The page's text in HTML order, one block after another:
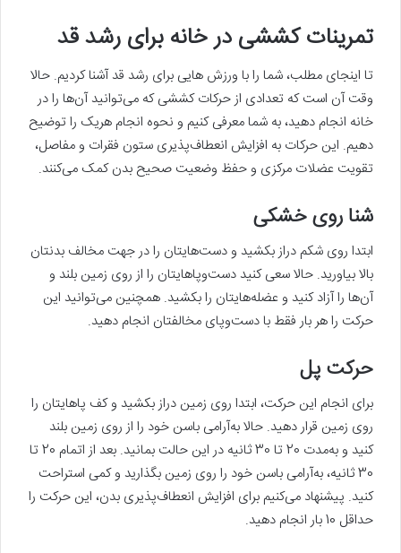
تمرینات کششی در خانه برای رشد قد
تا اینجای مطلب، شما را با ورزش ‌هایی برای رشد قد آشنا کردیم. حالا
وقت آن است که تعدادی از حرکات کششی که می‌توانید آن‌ها را در
خانه انجام دهید، به شما معرفی کنیم و نحوه انجام هریک را توضیح
دهیم. این حرکات به افزایش انعطاف‌پذیری ستون فقرات و مفاصل،
تقویت عضلات مرکزی و حفظ وضعیت صحیح بدن کمک می‌کنند.
شنا روی خشکی
ابتدا روی شکم دراز بکشید و دست‌هایتان را در جهت مخالف بدنتان
بالا بیاورید. حالا سعی کنید دست‌وپاهایتان را از روی زمین بلند و
آن‌ها را آزاد کنید و عضله‌هایتان را بکشید. همچنین می‌توانید این
حرکت را هر بار فقط با دست‌وپای مخالفتان انجام دهید.
حرکت پل
برای انجام این حرکت، ابتدا روی زمین دراز بکشید و کف پاهایتان را
روی زمین قرار دهید. حالا به‌آرامی باسن خود را از روی زمین بلند
کنید و به‌مدت 20 تا 30 ثانیه در این حالت بمانید. بعد از اتمام 20 تا
30 ثانیه، به‌آرامی باسن خود را روی زمین بگذارید و کمی استراحت
کنید. پیشنهاد می‌کنیم برای افزایش انعطاف‌پذیری بدن، این حرکت را
حداقل 10 بار انجام دهید.